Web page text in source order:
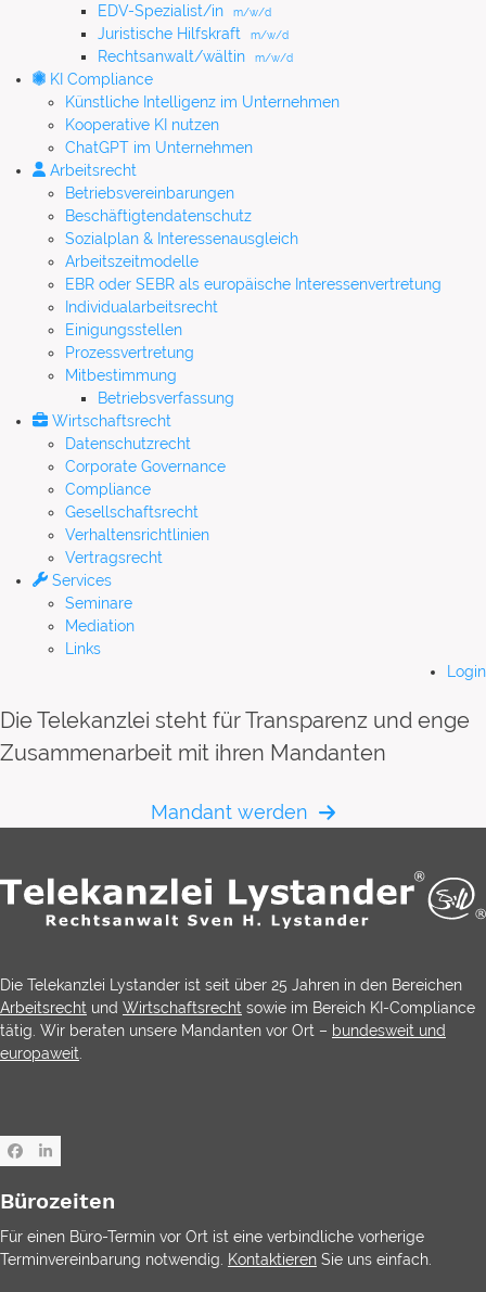
EDV-Spezialist/in m/w/d
Juristische Hilfskraft m/w/d
Rechtsanwalt/wältin m/w/d
KI Compliance
Künstliche Intelligenz im Unternehmen
Kooperative KI nutzen
ChatGPT im Unternehmen
Arbeitsrecht
Betriebsvereinbarungen
Beschäftigtendatenschutz
Sozialplan & Interessenausgleich
Arbeitszeitmodelle
EBR oder SEBR als europäische Interessenvertretung
Individualarbeitsrecht
Einigungsstellen
Prozessvertretung
Mitbestimmung
Betriebsverfassung
Wirtschaftsrecht
Datenschutzrecht
Corporate Governance
Compliance
Gesellschaftsrecht
Verhaltensrichtlinien
Vertragsrecht
Services
Seminare
Mediation
Links
Login
Die Telekanzlei steht für Transparenz und enge
Zusammenarbeit mit ihren Mandanten
Mandant werden
Die Telekanzlei Lystander ist seit über 25 Jahren in den Bereichen
Arbeitsrecht und Wirtschaftsrecht sowie im Bereich KI-Compliance
tätig. Wir beraten unsere Mandanten vor Ort – bundesweit und
europaweit.
Facebook
LinkedIn
Bürozeiten
Für einen Büro-Termin vor Ort ist eine verbindliche vorherige
Terminvereinbarung notwendig. Kontaktieren Sie uns einfach.